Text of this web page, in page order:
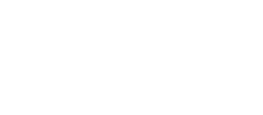
olhá-lo por horas.
aos nossos dormitórios.